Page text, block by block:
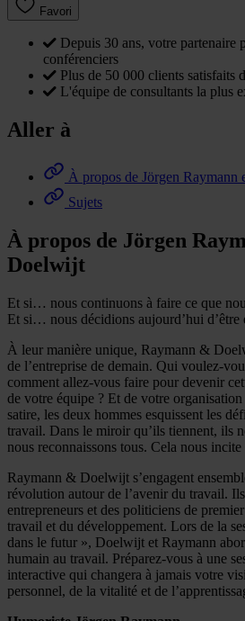
Favori
Depuis 30 ans, votre partenaire
conférenciers
Plus de 50 000 clients satisfaits
L'équipe de consultants la plus
Aller à
À propos de Jörgen
Sujets
À propos de Jörgen
Doelwijt
Et si… nous continuons à faire ce que
Et si… nous décidions aujourd’hui d’être
À leur manière unique, Raymann &
de l’entreprise de demain. Qui voulez-
comment allez-vous faire pour devenir
de votre équipe ? Et de votre
satire, les deux hommes esquissent les
travail. Dans le miroir qu’ils tiennent, ils
nous reconnaissons tous. Cela nous
Raymann & Doelwijt s’engagent
révolution autour de l’avenir du travail.
entrepreneurs et des politiciens de
travail et du développement. Lors de la
dans le futur », Doelwijt et Raymann
humain au travail. Préparez-vous à une
interactive qui changera à jamais votre
personnel, de la vitalité et de